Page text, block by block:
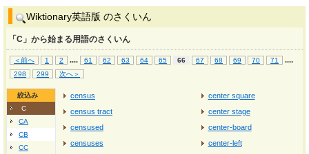
Wiktionary英語版 のさくいん
「C」から始まる用語のさくいん
＜前へ 1 2 .... 61 62 63 64 65 66 67 68 69 70 71 ....
298 299 次へ＞
絞込み
C
CA
CB
CC
census
census tract
censused
censuses
center square
center stage
center-board
center-left